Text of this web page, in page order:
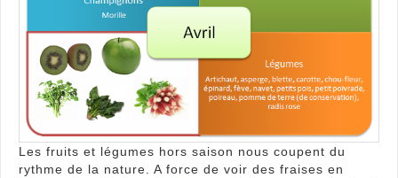
Les fruits et légumes hors saison nous coupent du
rythme de la nature. A force de voir des fraises en